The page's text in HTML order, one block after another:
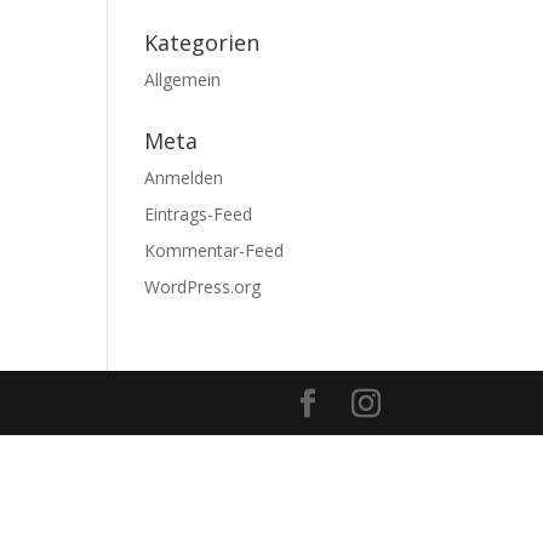
Kategorien
Allgemein
Meta
Anmelden
Eintrags-Feed
Kommentar-Feed
WordPress.org